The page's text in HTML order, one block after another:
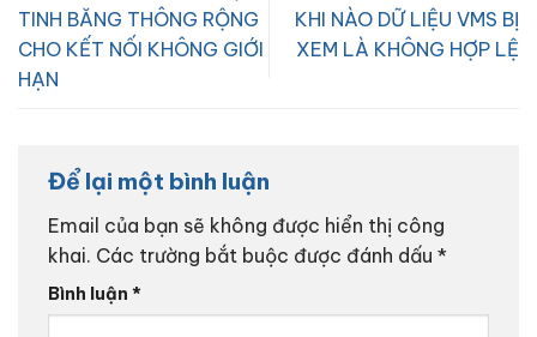
TINH BĂNG THÔNG RỘNG
CHO KẾT NỐI KHÔNG GIỚI
HẠN
KHI NÀO DỮ LIỆU VMS BỊ
XEM LÀ KHÔNG HỢP LỆ
Để lại một bình luận
Email của bạn sẽ không được hiển thị công
khai. Các trường bắt buộc được đánh dấu *
Bình luận *